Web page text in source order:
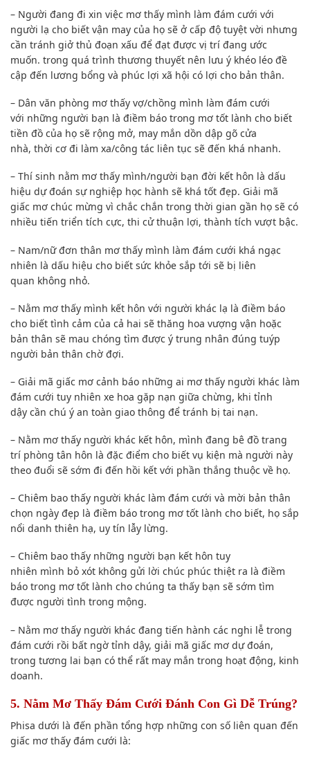
– Người đang đi xin việc mơ thấy mình làm đám cưới với
người lạ cho biết vận may của họ sẽ ở cấp độ tuyệt vời nhưng
cần tránh giở thủ đoạn xấu để đạt được vị trí đang ước
muốn. trong quá trình thương thuyết nên lưu ý khéo léo đề
cập đến lương bổng và phúc lợi xã hội có lợi cho bản thân.
– Dân văn phòng mơ thấy vợ/chồng mình làm đám cưới
với những người bạn là điềm báo trong mơ tốt lành cho biết
tiền đồ của họ sẽ rộng mở, may mắn dồn dập gõ cửa
nhà, thời cơ đi làm xa/công tác liên tục sẽ đến khá nhanh.
– Thí sinh nằm mơ thấy mình/người bạn đời kết hôn là dấu
hiệu dự đoán sự nghiệp học hành sẽ khá tốt đẹp. Giải mã
giấc mơ chúc mừng vì chắc chắn trong thời gian gần họ sẽ có
nhiều tiến triển tích cực, thi cử thuận lợi, thành tích vượt bậc.
– Nam/nữđơn thân mơ thấy mình làm đám cưới khá ngạc
nhiên là dấu hiệu cho biết sức khỏe sắp tới sẽ bị liên
quan không nhỏ.
– Nằm mơ thấy mình kết hôn với người khác lạ là điềm báo
cho biết tình cảm của cả hai sẽ thăng hoa vượng vận hoặc
bản thân sẽ mau chóng tìm được ý trung nhân đúng tuýp
người bản thân chờ đợi.
– Giải mã giấc mơ cảnh báo những ai mơ thấy người khác làm
đám cưới tuy nhiên xe hoa gặp nạn giữa chừng, khi tỉnh
dậy cần chú ý an toàn giao thông để tránh bị tai nạn.
– Nằm mơ thấy người khác kết hôn, mình đang bê đồ trang
trí phòng tân hôn là đặc điểm cho biết vụ kiện mà người này
theo đuổi sẽ sớm đi đến hồi kết với phần thắng thuộc về họ.
– Chiêm bao thấy người khác làm đám cưới và mời bản thân
chọn ngày đẹp là điềm báo trong mơ tốt lành cho biết, họ sắp
nổi danh thiên hạ, uy tín lẫy lừng.
– Chiêm bao thấy những người bạn kết hôn tuy
nhiên mình bỏ xót không gửi lời chúc phúc thiệt ra là điềm
báo trong mơ tốt lành cho chúng ta thấy bạn sẽ sớm tìm
được người tình trong mộng.
– Nằm mơ thấy người khác đang tiến hành các nghi lễ trong
đám cưới rồi bất ngờ tỉnh dậy, giải mã giấc mơ dự đoán,
trong tương lai bạn có thể rất may mắn trong hoạt động, kinh
doanh.
5. Nằm Mơ Thấy Đám Cưới Đánh Con Gì Dễ Trúng?
Phisa dưới là đến phần tổng hợp những con số liên quan đến
giấc mơ thấy đám cưới là: